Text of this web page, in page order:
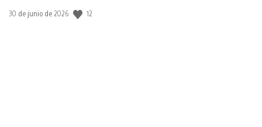
Fecha
30 de junio de 2026 12